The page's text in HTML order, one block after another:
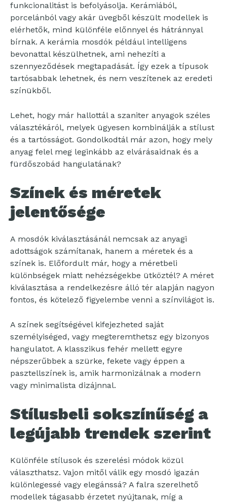
funkcionalitást is befolyásolja. Kerámiából,
porcelánból vagy akár üvegből készült modellek is
elérhetők, mind különféle előnnyel és hátránnyal
bírnak. A kerámia mosdók például intelligens
bevonattal készülhetnek, ami nehezíti a
szennyeződések megtapadását. Így ezek a típusok
tartósabbak lehetnek, és nem veszítenek az eredeti
színükből.
Lehet, hogy már hallottál a szaniter anyagok széles
választékáról, melyek ügyesen kombinálják a stílust
és a tartósságot. Gondolkodtál már azon, hogy mely
anyag felel meg leginkább az elvárásaidnak és a
fürdőszobád hangulatának?
Színek és méretek
jelentősége
A mosdók kiválasztásánál nemcsak az anyagi
adottságok számítanak, hanem a méretek és a
színek is. Előfordult már, hogy a méretbeli
különbségek miatt nehézségekbe ütköztél? A méret
kiválasztása a rendelkezésre álló tér alapján nagyon
fontos, és kötelező figyelembe venni a színvilágot is.
A színek segítségével kifejezheted saját
személyiséged, vagy megteremthetsz egy bizonyos
hangulatot. A klasszikus fehér mellett egyre
népszerűbbek a szürke, fekete vagy éppen a
pasztellszínek is, amik harmonizálnak a modern
vagy minimalista dizájnnal.
Stílusbeli sokszínűség a
legújabb trendek szerint
Különféle stílusok és szerelési módok közül
választhatsz. Vajon mitől válik egy mosdó igazán
különlegessé vagy elegánssá? A falra szerelhető
modellek tágasabb érzetet nyújtanak, míg a